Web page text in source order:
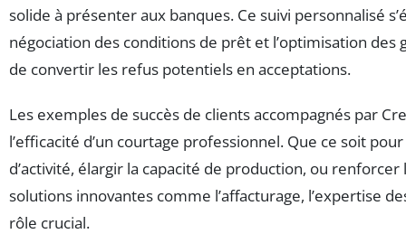
solide à présenter aux banques. Ce suivi personnalisé
négociation des conditions de prêt et l’optimisation
de convertir les refus potentiels en acceptations.
Les exemples de succès de clients accompagnés par
l’efficacité d’un courtage professionnel. Que ce soit
d’activité, élargir la capacité de production, ou renforcer
solutions innovantes comme l’affacturage, l’expertise
rôle crucial.